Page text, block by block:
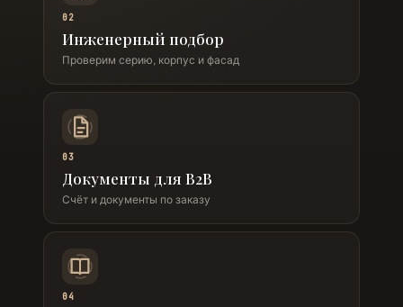
02
Инженерный подбор
Проверим серию, корпус и фасад
03
Документы для B2B
Счёт и документы по заказу
04